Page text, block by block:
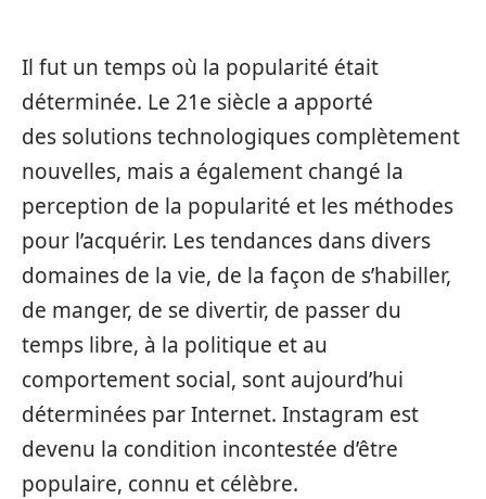
Il fut un temps où la popularité était
déterminée. Le 21e siècle a apporté
des solutions technologiques complètement
nouvelles, mais a également changé la
perception de la popularité et les méthodes
pour l’acquérir. Les tendances dans divers
domaines de la vie, de la façon de s’habiller,
de manger, de se divertir, de passer du
temps libre, à la politique et au
comportement social, sont aujourd’hui
déterminées par Internet. Instagram est
devenu la condition incontestée d’être
populaire, connu et célèbre.